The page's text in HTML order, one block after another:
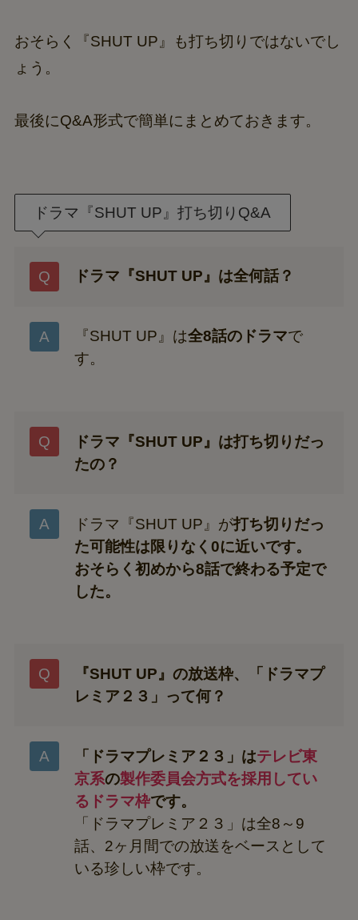
おそらく『SHUT UP』も打ち切りではないでし
ょう。
最後にQ&A形式で簡単にまとめておきます。
ドラマ『SHUT UP』打ち切りQ&A
ドラマ『SHUT UP』は全何話？
『SHUT UP』は全8話のドラマで
す。
ドラマ『SHUT UP』は打ち切りだっ
たの？
ドラマ『SHUT UP』が打ち切りだっ
た可能性は限りなく0に近いです。
おそらく初めから8話で終わる予定で
した。
『SHUT UP』の放送枠、「ドラマプ
レミア２３」って何？
「ドラマプレミア２３」はテレビ東
京系の製作委員会方式を採用してい
るドラマ枠です。
「ドラマプレミア２３」は全8～9
話、2ヶ月間での放送をベースとして
いる珍しい枠です。